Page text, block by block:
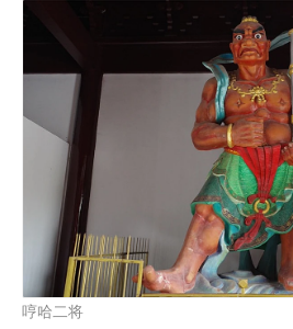
哼哈二将